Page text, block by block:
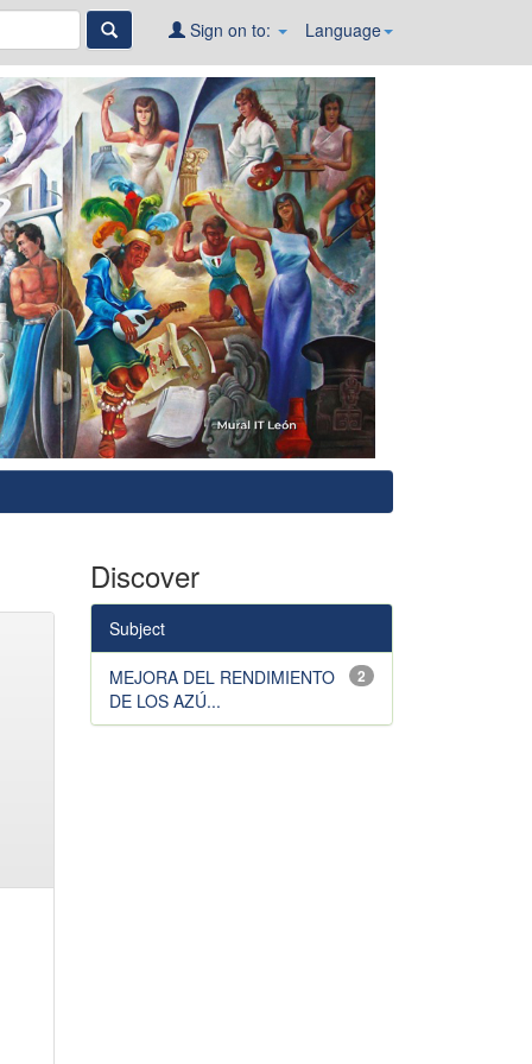
Language
Sign on to:
Discover
Subject
2
MEJORA DEL RENDIMIENTO
DE LOS AZÚ...